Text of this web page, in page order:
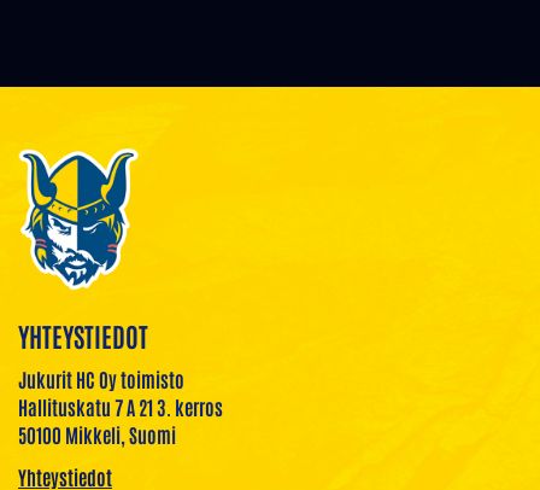
YHTEYSTIEDOT
Jukurit HC Oy toimisto
Hallituskatu 7 A 21 3. kerros
50100 Mikkeli, Suomi
Yhteystiedot